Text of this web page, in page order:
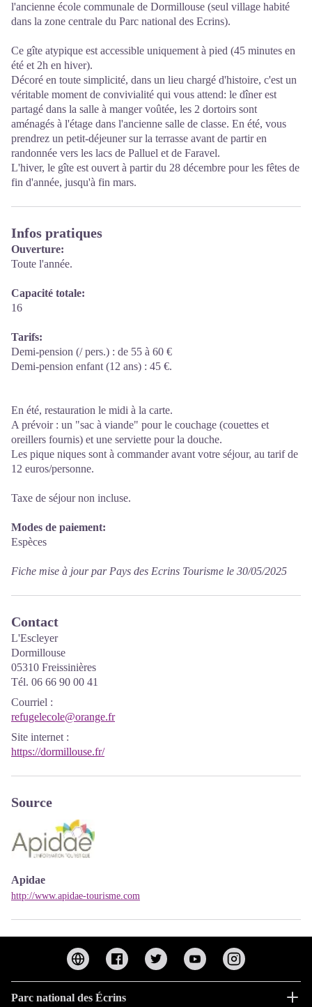
l'ancienne école communale de Dormillouse (seul village habité
dans la zone centrale du Parc national des Ecrins).
Ce gîte atypique est accessible uniquement à pied (45 minutes en
été et 2h en hiver).
Décoré en toute simplicité, dans un lieu chargé d'histoire, c'est un
véritable moment de convivialité qui vous attend: le dîner est
partagé dans la salle à manger voûtée, les 2 dortoirs sont
aménagés à l'étage dans l'ancienne salle de classe. En été, vous
prendrez un petit-déjeuner sur la terrasse avant de partir en
randonnée vers les lacs de Palluel et de Faravel.
L'hiver, le gîte est ouvert à partir du 28 décembre pour les fêtes de
fin d'année, jusqu'à fin mars.
Infos pratiques
Ouverture:
Toute l'année.
Capacité totale:
16
Tarifs:
Demi-pension (/ pers.) : de 55 à 60 €
Demi-pension enfant (12 ans) : 45 €.
En été, restauration le midi à la carte.
A prévoir : un "sac à viande" pour le couchage (couettes et
oreillers fournis) et une serviette pour la douche.
Les pique niques sont à commander avant votre séjour, au tarif de
12 euros/personne.
Taxe de séjour non incluse.
Modes de paiement:
Espèces
Fiche mise à jour par Pays des Ecrins Tourisme le 30/05/2025
Contact
L'Escleyer
Dormillouse
05310 Freissinières
Tél. 06 66 90 00 41
Courriel :
refugelecole@orange.fr
Site internet :
https://dormillouse.fr/
Source
Apidae
http://www.apidae-tourisme.com
Parc national des Écrins